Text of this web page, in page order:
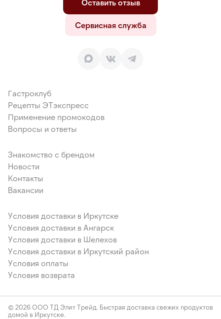
Оставить отзыв
Сервисная служба
Гастроклуб
Рецепты ЭТэкспресс
Применение промокодов
Вопросы и ответы
Знакомство с брендом
Новости
Контакты
Вакансии
Условия доставки в Иркутске
Условия доставки в Ангарск
Условия доставки в Шелехов
Условия доставки в Иркутский район
Условия оплаты
Условия возврата
© 2026 ООО ТД Элит Трейд. Быстрая доставка свежих продуктов
домой в Иркутске.